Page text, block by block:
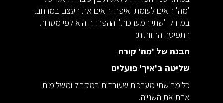
'מה' רואים לעומת 'איפה' רואים את העצם במרחב.
במודל "שתי המערכות" ההפרדה היא לפי מטרות
התפיסה החזותית:
הבנה של 'מה' קורה
שליטה ב'איך' פועלים
כלומר שתי מערכות שעובדות במקביל ומשלימות
אחת את השנייה.